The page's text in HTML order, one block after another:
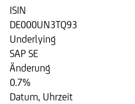
ISIN
DE000UN3TQ93
Underlying
SAP SE
Änderung
0.7%
Datum, Uhrzeit